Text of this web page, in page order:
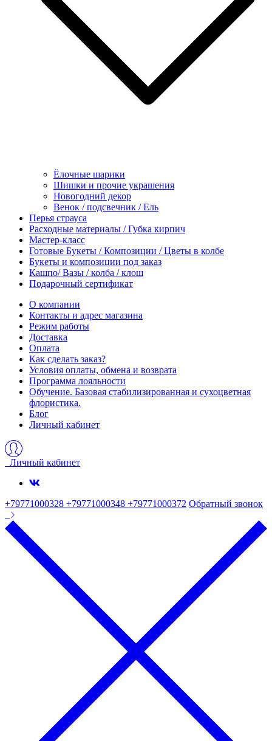
Ёлочные шарики
Шишки и прочие украшения
Новогодний декор
Венок / подсвечник / Ель
Перья страуса
Расходные материалы / Губка кирпич
Мастер-класс
Готовые Букеты / Композиции / Цветы в колбе
Букеты и композиции под заказ
Кашпо/ Вазы / колба / клош
Подарочный сертификат
О компании
Контакты и адрес магазина
Режим работы
Доставка
Оплата
Как сделать заказ?
Условия оплаты, обмена и возврата
Программа лояльности
Обучение. Базовая стабилизированная и сухоцветная
флористика.
Блог
Личный кабинет
Личный кабинет
+79771000328 +79771000348 +79771000372 Обратный звонок